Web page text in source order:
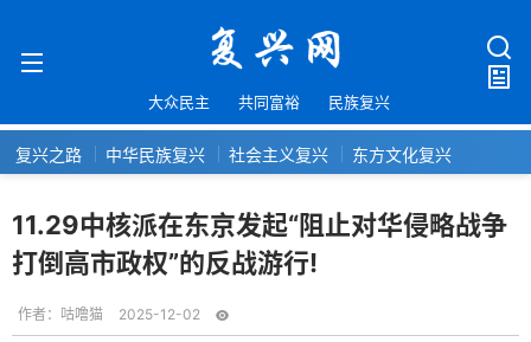
大众民主 共同富裕 民族复兴
复兴之路 中华民族复兴 社会主义复兴 东方文化复兴
11.29中核派在东京发起“阻止对华侵略战争
打倒高市政权”的反战游行!
作者： 咕噜猫 2025-12-02